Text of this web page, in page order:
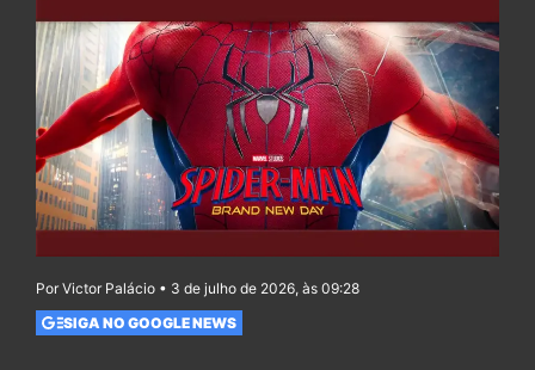
Por Victor Palácio • 3 de julho de 2026, às 09:28
SIGA NO GOOGLE NEWS